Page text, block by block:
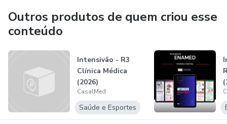
Outros produtos de quem criou esse
conteúdo
Intensivão - R3
Clínica Médica
(2026)
CasalMed
Saúde e Esportes